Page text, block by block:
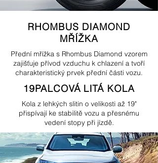
RHOMBUS DIAMOND
MŘÍŽKA
Přední mřížka s Rhombus Diamond vzorem
zajišťuje přívod vzduchu k chlazení a tvoří
charakteristický prvek přední části vozu.
19PALCOVÁ LITÁ KOLA
Kola z lehkých slitin o velikosti až 19"
přispívají ke stabilitě vozu a přesnému
vedení stopy při jízdě.